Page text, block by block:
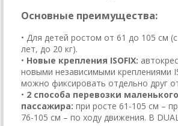
Основные преимущества:
• Для детей ростом от 61 до 105 см
лет, до 20 кг).
• Новые крепления ISOFIX:
новыми независимыми креплениями
можно фиксировать отдельно друг
• 2 способа перевозки маленького
пассажира: при росте 61-105 см –
76-105 см – по ходу движения. В